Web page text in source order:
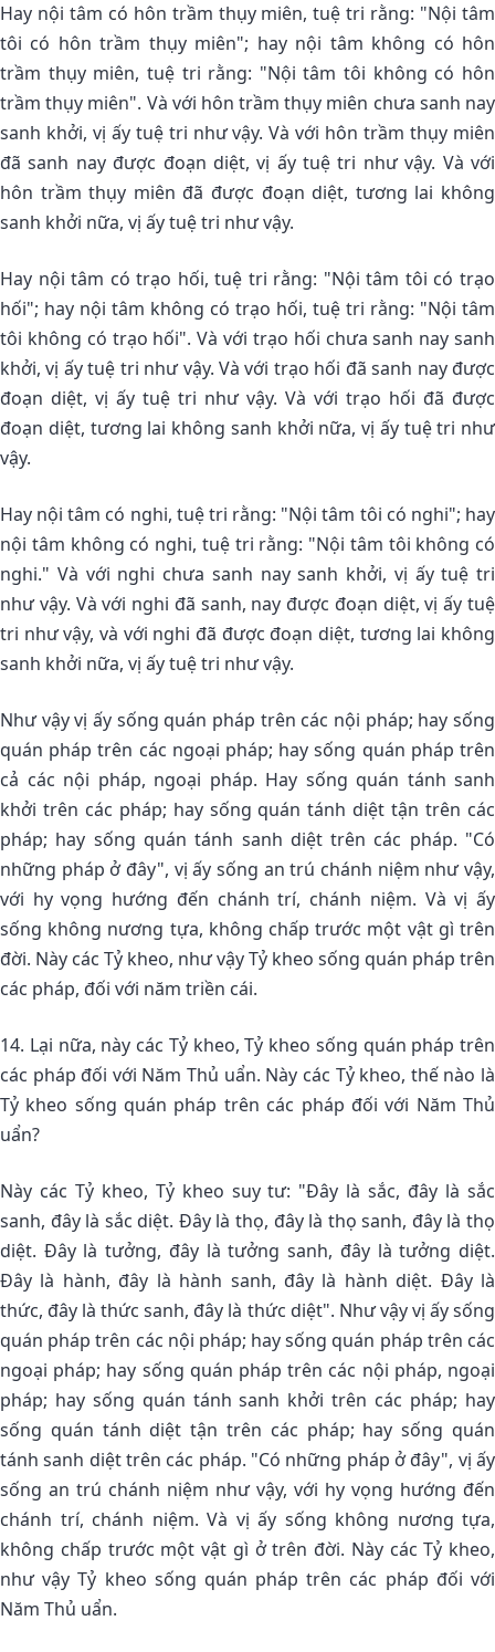
Hay nội tâm có hôn trầm thụy miên, tuệ tri rằng: "Nội tâm
tôi có hôn trầm thụy miên"; hay nội tâm không có hôn
trầm thụy miên, tuệ tri rằng: "Nội tâm tôi không có hôn
trầm thụy miên". Và với hôn trầm thụy miên chưa sanh nay
sanh khởi, vị ấy tuệ tri như vậy. Và với hôn trầm thụy miên
đã sanh nay được đoạn diệt, vị ấy tuệ tri như vậy. Và với
hôn trầm thụy miên đã được đoạn diệt, tương lai không
sanh khởi nữa, vị ấy tuệ tri như vậy.
Hay nội tâm có trạo hối, tuệ tri rằng: "Nội tâm tôi có trạo
hối"; hay nội tâm không có trạo hối, tuệ tri rằng: "Nội tâm
tôi không có trạo hối". Và với trạo hối chưa sanh nay sanh
khởi, vị ấy tuệ tri như vậy. Và với trạo hối đã sanh nay được
đoạn diệt, vị ấy tuệ tri như vậy. Và với trạo hối đã được
đoạn diệt, tương lai không sanh khởi nữa, vị ấy tuệ tri như
vậy.
Hay nội tâm có nghi, tuệ tri rằng: "Nội tâm tôi có nghi"; hay
nội tâm không có nghi, tuệ tri rằng: "Nội tâm tôi không có
nghi." Và với nghi chưa sanh nay sanh khởi, vị ấy tuệ tri
như vậy. Và với nghi đã sanh, nay được đoạn diệt, vị ấy tuệ
tri như vậy, và với nghi đã được đoạn diệt, tương lai không
sanh khởi nữa, vị ấy tuệ tri như vậy.
Như vậy vị ấy sống quán pháp trên các nội pháp; hay sống
quán pháp trên các ngoại pháp; hay sống quán pháp trên
cả các nội pháp, ngoại pháp. Hay sống quán tánh sanh
khởi trên các pháp; hay sống quán tánh diệt tận trên các
pháp; hay sống quán tánh sanh diệt trên các pháp. "Có
những pháp ở đây", vị ấy sống an trú chánh niệm như vậy,
với hy vọng hướng đến chánh trí, chánh niệm. Và vị ấy
sống không nương tựa, không chấp trước một vật gì trên
đời. Này các Tỷ kheo, như vậy Tỷ kheo sống quán pháp trên
các pháp, đối với năm triền cái.
14. Lại nữa, này các Tỷ kheo, Tỷ kheo sống quán pháp trên
các pháp đối với Năm Thủ uẩn. Này các Tỷ kheo, thế nào là
Tỷ kheo sống quán pháp trên các pháp đối với Năm Thủ
uẩn?
Này các Tỷ kheo, Tỷ kheo suy tư: "Ðây là sắc, đây là sắc
sanh, đây là sắc diệt. Ðây là thọ, đây là thọ sanh, đây là thọ
diệt. Ðây là tưởng, đây là tưởng sanh, đây là tưởng diệt.
Ðây là hành, đây là hành sanh, đây là hành diệt. Ðây là
thức, đây là thức sanh, đây là thức diệt". Như vậy vị ấy sống
quán pháp trên các nội pháp; hay sống quán pháp trên các
ngoại pháp; hay sống quán pháp trên các nội pháp, ngoại
pháp; hay sống quán tánh sanh khởi trên các pháp; hay
sống quán tánh diệt tận trên các pháp; hay sống quán
tánh sanh diệt trên các pháp. "Có những pháp ở đây", vị ấy
sống an trú chánh niệm như vậy, với hy vọng hướng đến
chánh trí, chánh niệm. Và vị ấy sống không nương tựa,
không chấp trước một vật gì ở trên đời. Này các Tỷ kheo,
như vậy Tỷ kheo sống quán pháp trên các pháp đối với
Năm Thủ uẩn.